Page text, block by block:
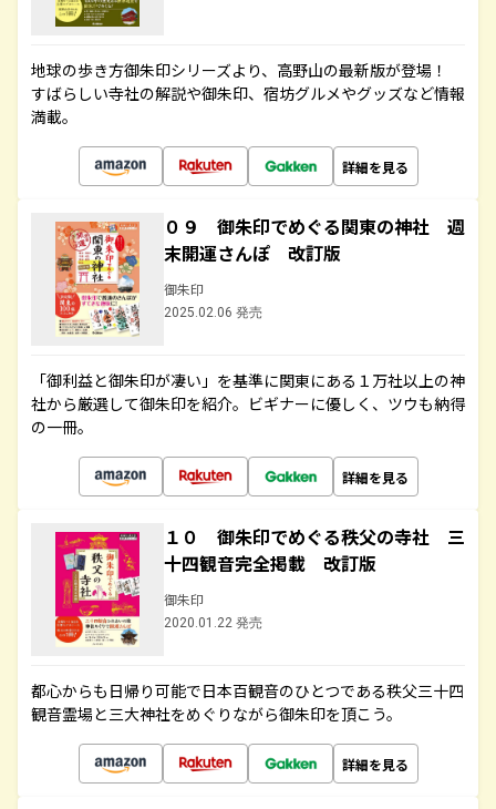
地球の歩き方御朱印シリーズより、高野山の最新版が登場！
すばらしい寺社の解説や御朱印、宿坊グルメやグッズなど情報
満載。
詳細を見る
０９ 御朱印でめぐる関東の神社 週
末開運さんぽ 改訂版
御朱印
2025.02.06 発売
「御利益と御朱印が凄い」を基準に関東にある１万社以上の神
社から厳選して御朱印を紹介。ビギナーに優しく、ツウも納得
の一冊。
詳細を見る
１０ 御朱印でめぐる秩父の寺社 三
十四観音完全掲載 改訂版
御朱印
2020.01.22 発売
都心からも日帰り可能で日本百観音のひとつである秩父三十四
観音霊場と三大神社をめぐりながら御朱印を頂こう。
詳細を見る